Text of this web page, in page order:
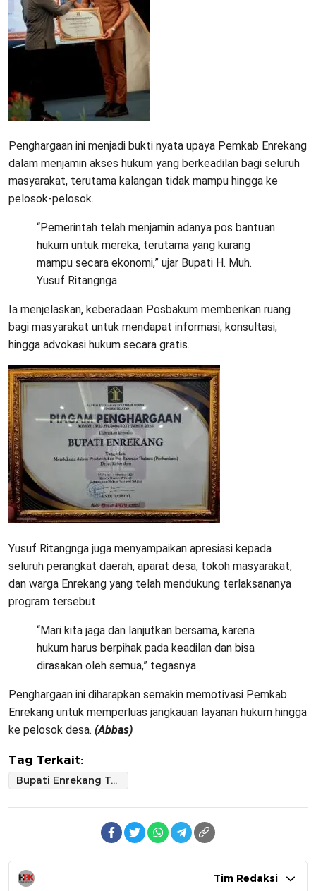
Penghargaan ini menjadi bukti nyata upaya Pemkab Enrekang
dalam menjamin akses hukum yang berkeadilan bagi seluruh
masyarakat, terutama kalangan tidak mampu hingga ke
pelosok-pelosok.
“Pemerintah telah menjamin adanya pos bantuan
hukum untuk mereka, terutama yang kurang
mampu secara ekonomi,” ujar Bupati H. Muh.
Yusuf Ritangnga.
Ia menjelaskan, keberadaan Posbakum memberikan ruang
bagi masyarakat untuk mendapat informasi, konsultasi,
hingga advokasi hukum secara gratis.
Yusuf Ritangnga juga menyampaikan apresiasi kepada
seluruh perangkat daerah, aparat desa, tokoh masyarakat,
dan warga Enrekang yang telah mendukung terlaksananya
program tersebut.
“Mari kita jaga dan lanjutkan bersama, karena
hukum harus berpihak pada keadilan dan bisa
dirasakan oleh semua,” tegasnya.
Penghargaan ini diharapkan semakin memotivasi Pemkab
Enrekang untuk memperluas jangkauan layanan hukum hingga
ke pelosok desa. (Abbas)
Tag Terkait:
Bupati Enrekang Terima Penghargaan dari Menkumham atas Komitmen Pembentukan Posbakum
Tim Redaksi